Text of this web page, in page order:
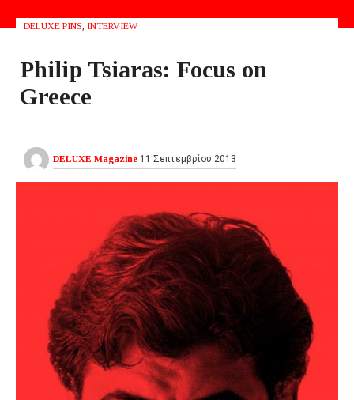
DELUXE PINS INTERVIEW
Philip Tsiaras: Focus on
Greece
DELUXE Magazine 11 Σεπτεμβρίου 2013